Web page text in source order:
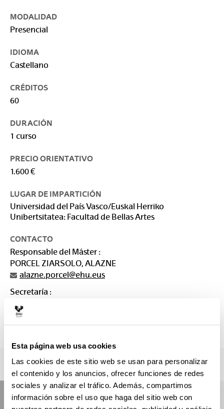
Esta página web usa cookies
Las cookies de este sitio web se usan para personalizar
el contenido y los anuncios, ofrecer funciones de redes
sociales y analizar el tráfico. Además, compartimos
información sobre el uso que haga del sitio web con
MODALIDAD
Presencial
IDIOMA
Castellano
CRÉDITOS
60
DURACIÓN
1 curso
PRECIO ORIENTATIVO
1.600 €
LUGAR DE IMPARTICIÓN
Universidad del País Vasco/Euskal Herriko
Unibertsitatea: Facultad de Bellas Artes
CONTACTO
Responsable del Máster :
PORCEL ZIARSOLO, ALAZNE
alazne.porcel@ehu.eus
Secretaría :
SECRETARÍA DE MASTERES Bellas Artes
arteederrak.masterra@ehu.es
946 01 2983.